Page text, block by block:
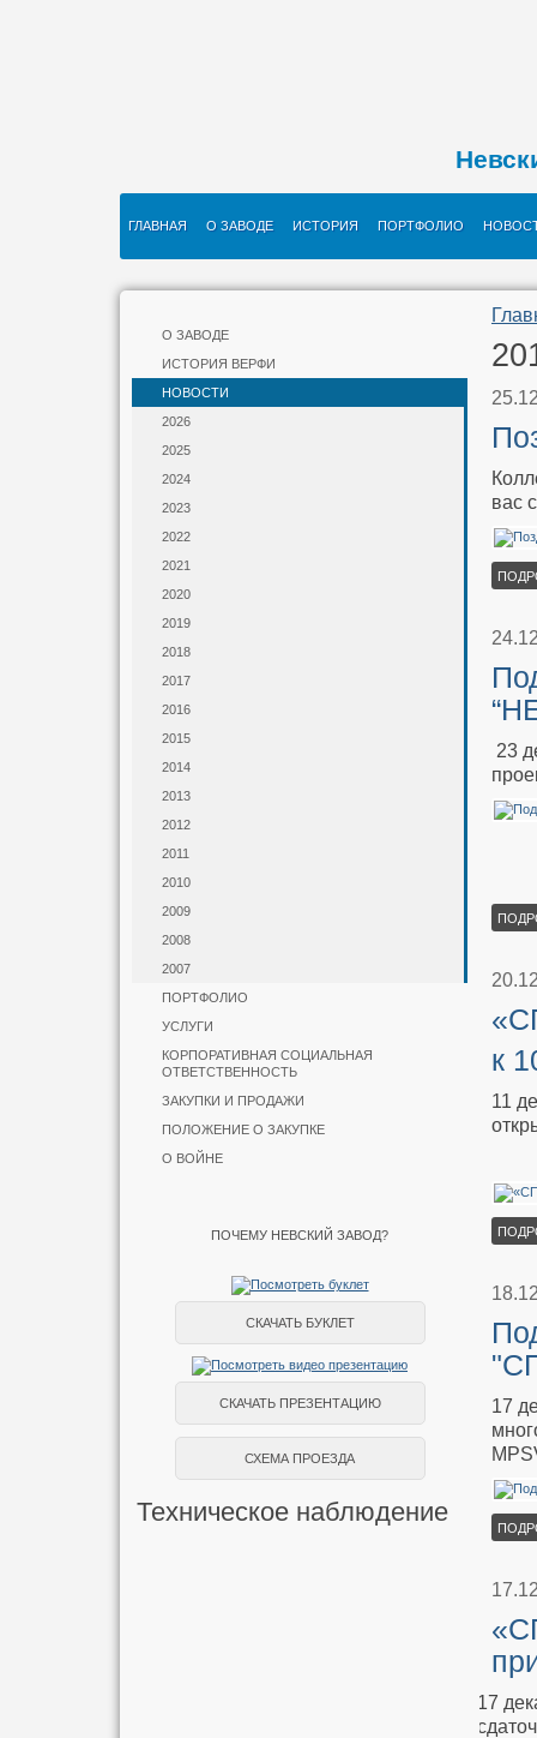
ГЛАВНАЯ О ЗАВОДЕ ИСТОРИЯ ПОРТФОЛИО
О ЗАВОДЕ
ИСТОРИЯ ВЕРФИ
НОВОСТИ
2026
2025
2024
2023
2022
2021
2020
2019
2018
2017
2016
2015
2014
2013
2012
2011
2010
2009
2008
2007
ПОРТФОЛИО
УСЛУГИ
КОРПОРАТИВНАЯ СОЦИАЛЬНАЯ
ОТВЕТСТВЕННОСТЬ
ЗАКУПКИ И ПРОДАЖИ
ПОЛОЖЕНИЕ О ЗАКУПКЕ
О ВОЙНЕ
ПОЧЕМУ НЕВСКИЙ ЗАВОД?
СКАЧАТЬ БУКЛЕТ
СКАЧАТЬ ПРЕЗЕНТАЦИЮ
СХЕМА ПРОЕЗДА
Техническое наблюдение
вас
23
к
11
17
17